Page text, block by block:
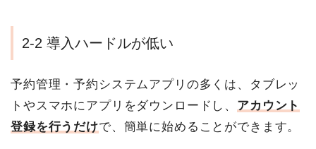
2-2 導入ハードルが低い
予約管理・予約システムアプリの多くは、タブレッ
トやスマホにアプリをダウンロードし、 アカウント
登録を行うだけで、簡単に始めることができます。